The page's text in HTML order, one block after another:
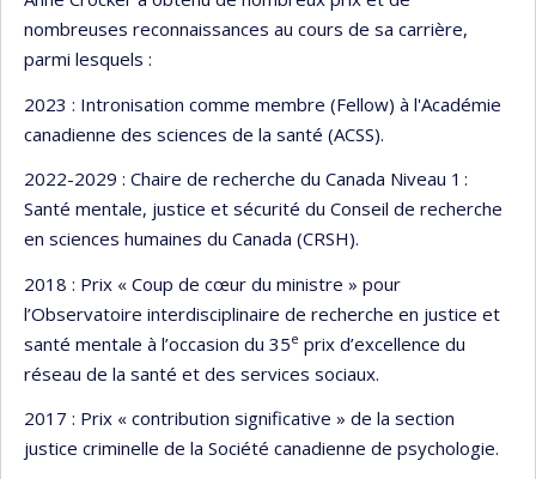
nombreuses reconnaissances au cours de sa carrière,
parmi lesquels :
2023 : Intronisation comme membre (Fellow) à l'Académie
canadienne des sciences de la santé (ACSS).
2022-2029 : Chaire de recherche du Canada Niveau 1 :
Santé mentale, justice et sécurité du Conseil de recherche
en sciences humaines du Canada (CRSH).
2018 : Prix « Coup de cœur du ministre » pour
l’Observatoire interdisciplinaire de recherche en justice et
santé mentale à l’occasion du 35e prix d’excellence du
réseau de la santé et des services sociaux.
2017 : Prix « contribution significative » de la section
justice criminelle de la Société canadienne de psychologie.